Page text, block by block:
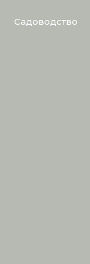
Садоводство